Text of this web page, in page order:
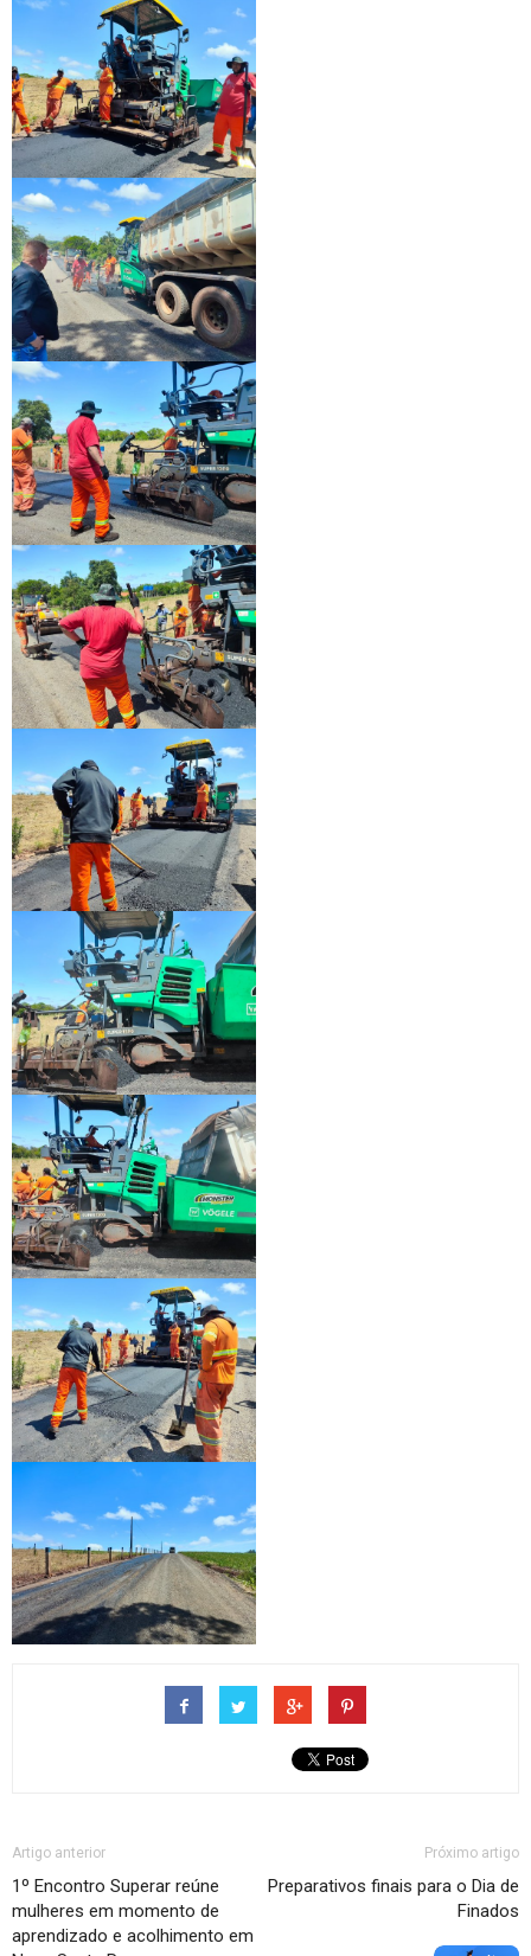
Artigo anterior
1º Encontro Superar reúne
mulheres em momento de
aprendizado e acolhimento em
Próximo artigo
Preparativos finais para o Dia de
Finados